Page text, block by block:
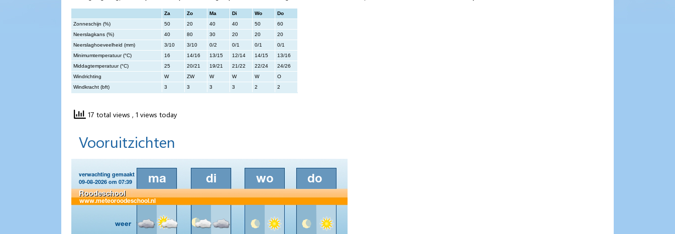
Za Zo Ma Di Wo
Do
Zonneschijn (%)
50 20 40 40 50
60
Neerslagkans (%)
40 80 30 20 20
20
Neerslaghoeveelheid (mm)
3/10 3/10 0/2 0/1 0/1
0/1
Minimumtemperatuur (°C)
16 14/16 13/15 12/14 14/15
13/16
Middagtemperatuur (°C)
25 20/21 19/21 21/22 22/24
24/26
Windrichting
W ZW W W W
O
Windkracht (bft)
3 3 3 3 2 2
17 total views , 1 views today
Vooruitzichten